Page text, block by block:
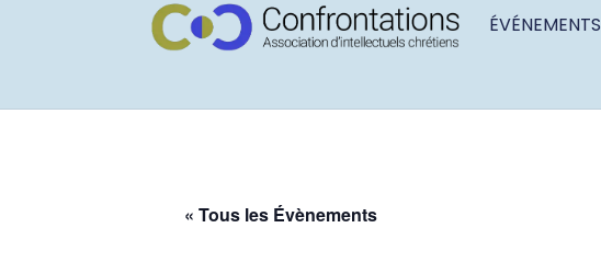
ÉVÉNEMENTS
« Tous les Évènements